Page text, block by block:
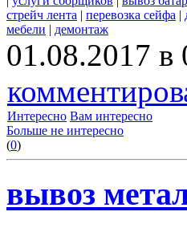
стрейч лента | перевозка сейфа |
мебели | демонтаж
01.08.2017 в
Интересно Вам интересно
Больше не интересно
(0)
вывоз